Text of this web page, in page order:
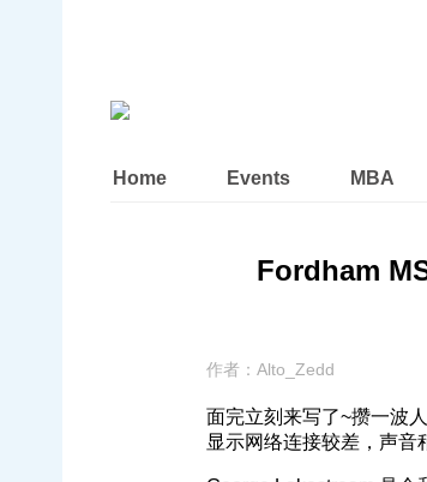
Home Events MBA
Fordham
作者： Alto_Zedd
面完立刻来写了~攒一波
显示网络连接较差，声音